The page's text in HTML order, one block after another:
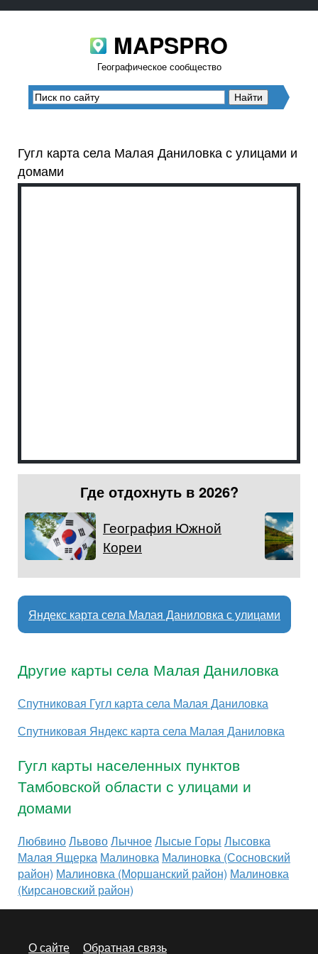
MAPSPRO
Географическое сообщество
Гугл карта села Малая Даниловка с улицами и
домами
Где отдохнуть в 2026?
География Южной
Кореи
Яндекс карта села Малая Даниловка с улицами
Другие карты села Малая Даниловка
Спутниковая Гугл карта села Малая Даниловка
Спутниковая Яндекс карта села Малая Даниловка
Гугл карты населенных пунктов
Тамбовской области с улицами и
домами
ЛюбвиноЛьвовоЛычноеЛысые Горы Лысовка
Малая Ящерка Малиновка Малиновка (Сосновский
район) Малиновка (Моршанский район) Малиновка
(Кирсановский район)
О сайте Обратная связь